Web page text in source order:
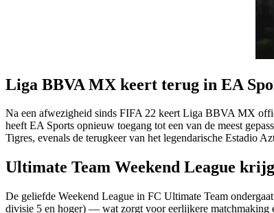
Liga BBVA MX keert terug in EA
Na een afwezigheid sinds FIFA 22 keert Liga BBVA MX
heeft EA Sports opnieuw toegang tot een van de meest
Tigres, evenals de terugkeer van het legendarische Estadio
Ultimate Team Weekend League
De geliefde Weekend League in FC Ultimate Team
divisie 5 en hoger) — wat zorgt voor eerlijkere